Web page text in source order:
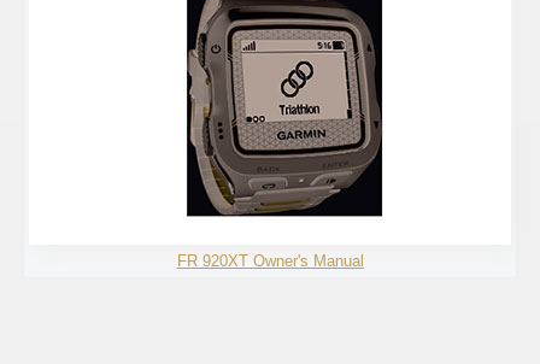
FR 920XT Owner's Manual